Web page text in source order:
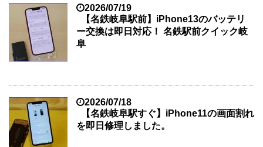
2026/07/19
【名鉄岐阜駅前】iPhone13のバッテリ
ー交換は即日対応！ 名鉄駅前クイック岐
阜
2026/07/18
【名鉄岐阜駅すぐ】iPhone11の画面割れ
を即日修理しました。